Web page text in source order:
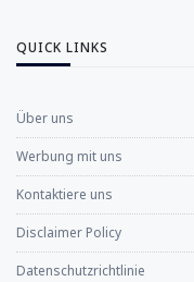
QUICK LINKS
Über uns
Werbung mit uns
Kontaktiere uns
Disclaimer Policy
Datenschutzrichtlinie